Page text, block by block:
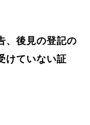
、後見の登記の
けていない証